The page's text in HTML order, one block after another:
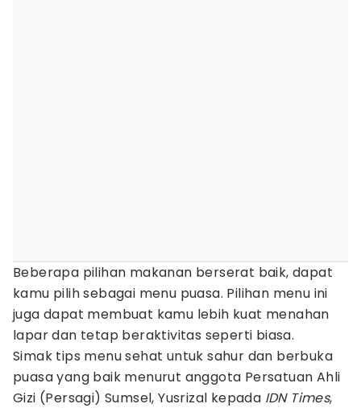
Beberapa pilihan makanan berserat baik, dapat
kamu pilih sebagai menu puasa. Pilihan menu ini
juga dapat membuat kamu lebih kuat menahan
lapar dan tetap beraktivitas seperti biasa.
Simak tips menu sehat untuk sahur dan berbuka
puasa yang baik menurut anggota Persatuan Ahli
Gizi (Persagi) Sumsel, Yusrizal kepada IDN Times,